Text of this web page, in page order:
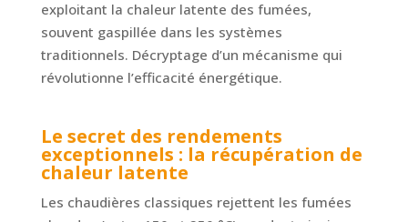
exploitant la chaleur latente des fumées,
souvent gaspillée dans les systèmes
traditionnels. Décryptage d’un mécanisme qui
révolutionne l’efficacité énergétique.
Le secret des rendements
exceptionnels : la récupération de
chaleur latente
Les chaudières classiques rejettent les fumées